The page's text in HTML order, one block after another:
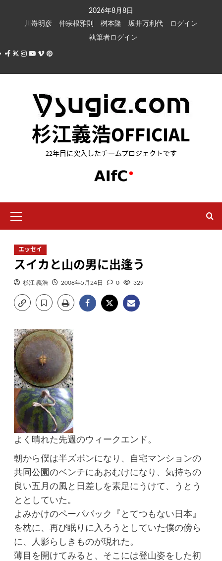
キ
2026年8月8日
川嵜明彦
仲宗根雅則 桝本隆 坂井万利代
ログイン
執筆者ログイン
Facebook
X Instagram
Youtube
VimeoPinterest
杉江義浩OFFICIAL
22年目に突入したチームプロジェクトです
イ
ン
ニ
ュ
ー
エッセイ
スイカと山の男に出逢う
杉江 義浩 2008年5月24日 0 329
よく晴れた先週のウィークエンド。
朝から僕は半ズボンになり、自宅マンションの
共同公園のベンチにあおむけになり、気持ちの
良い五月の風と日差しを素足にうけて、うとう
ととしていた。
よみかけのペーパバック『とてつもない日本』
を枕に、再び眠りに入ろうとしていた僕の傍ら
に、人影らしきものが現れた。
薄目を開けてみると、そこには登山姿をした初